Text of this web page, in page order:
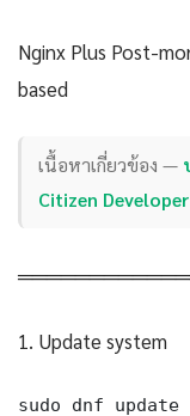
Nginx Plus Post-
based
เนื้อหาเกี่ยวข้อง —
Citizen Developer
1. Update system
sudo dnf update